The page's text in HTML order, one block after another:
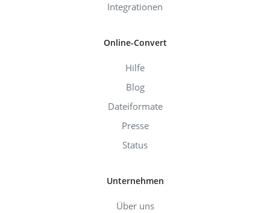
Integrationen
Online-Convert
Hilfe
Blog
Dateiformate
Presse
Status
Unternehmen
Über uns